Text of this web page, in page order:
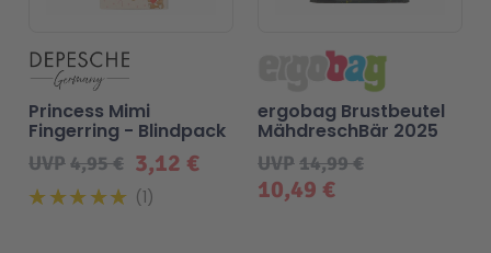
3,12 €
UVP4,95 €
Princess Mimi
Fingerring - Blindpack
1 10,49 €
UVP14,99 €
ergobag Brustbeutel
MähdreschBär 2025